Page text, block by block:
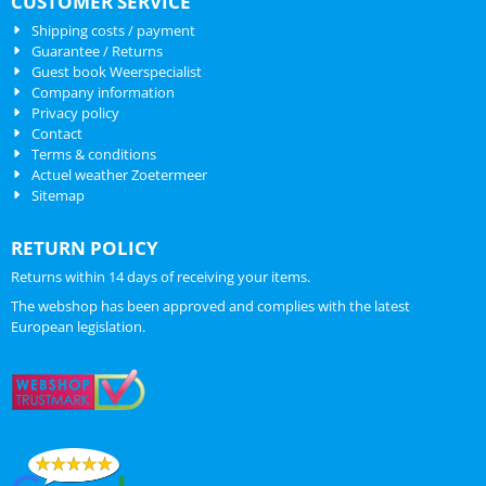
Shipping costs / payment
Guarantee / Returns
Guest book Weerspecialist
Company information
Privacy policy
Contact
Terms & conditions
Actuel weather Zoetermeer
Sitemap
RETURN POLICY
Returns within 14 days of receiving your items.
The webshop has been approved and complies with the latest
European legislation.